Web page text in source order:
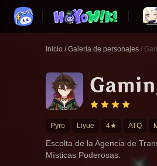
Inicio / Galería de personajes /
Pyro Liyue 4★ ATQ
Escolta de la Agencia de
Místicas Poderosas.